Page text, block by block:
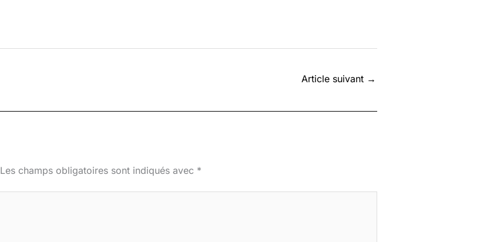
Article suivant →
Les champs obligatoires sont indiqués avec *